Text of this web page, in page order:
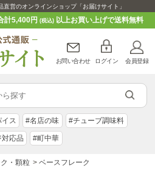
営のオンラインショップ「お届けサイト」
計5,400円 (税込)以上お買い上げで送料無料
お問い合わせ ログイン 会員登録
ス #名店の味 #チューブ調味料
応品 #町中華
・顆粒 > ベースフレーク